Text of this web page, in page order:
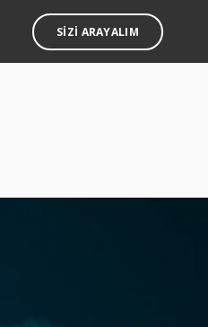
SIZI ARAYALIM